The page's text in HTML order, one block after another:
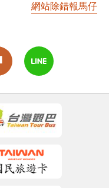
網站除錯報馬仔